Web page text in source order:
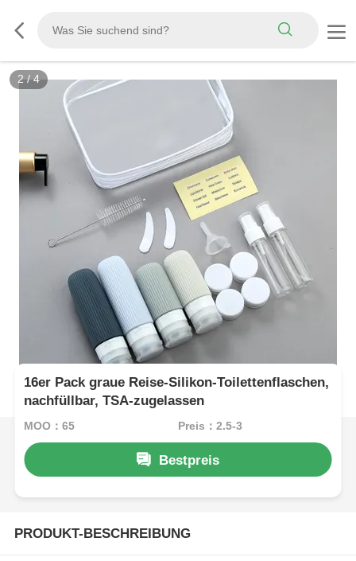
3/4
16er Pack graue Reise-Silikon-Toilettenflaschen,
nachfüllbar, TSA-zugelassen
MOQ：65 Preis：2.5-3
Bestpreis
PRODUKT-BESCHREIBUNG